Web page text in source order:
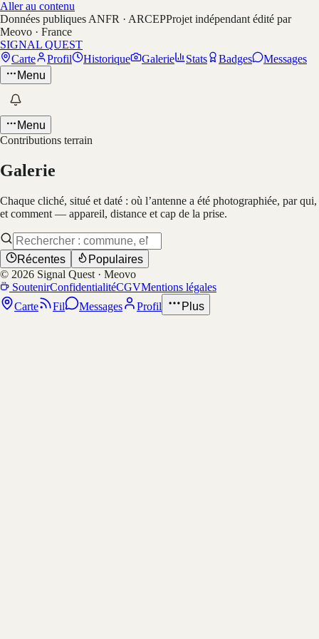
Aller au contenu
Données publiques ANFR · ARCEPProjet indépendant édité par
Meovo · France
SIGNAL QUEST
Carte
Profil Historique Galerie Stats Badges
Messages
Menu
Menu
Contributions terrain
Galerie
Chaque cliché, situé et daté : où l’antenne a été photographiée, par qui,
et comment — appareil, distance et cap de la prise.
Récentes
Populaires
© 2026 Signal Quest · Meovo
SoutenirConfidentialitéCGVMentions légales
Carte
Fil Messages Profil Plus